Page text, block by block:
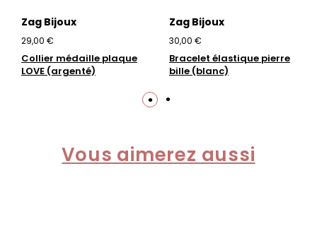
Zag Bijoux
29,00 €
Collier médaille plaque
LOVE (argenté)
Zag Bijoux
30,00 €
Bracelet élastique pierre
bille (blanc)
Vous aimerez aussi